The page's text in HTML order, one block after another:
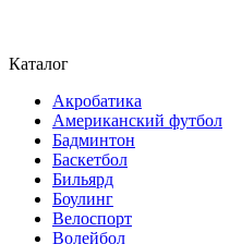
Каталог
Акробатика
Американский футбол
Бадминтон
Баскетбол
Бильярд
Боулинг
Велоспорт
Волейбол